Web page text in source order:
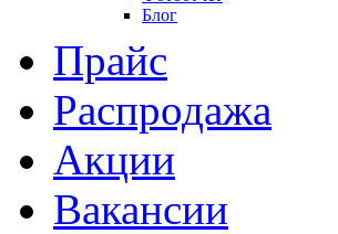
Блог
Прайс
Распродажа
Акции
Вакансии